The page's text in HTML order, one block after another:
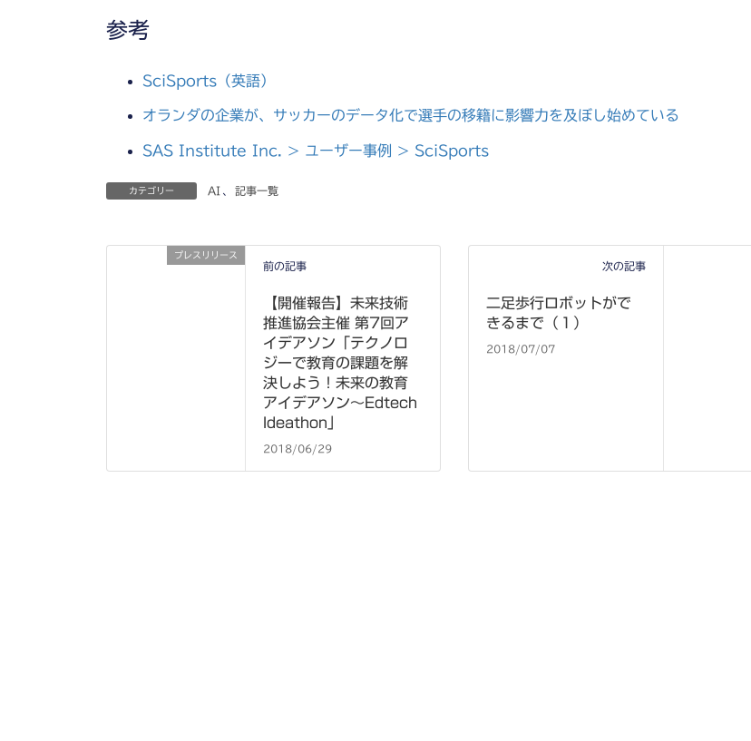
参考
SciSports（英語）
オランダの企業が、サッカーのデータ化で選手の移籍に影響力を及ぼし始めている
SAS Institute Inc. > ユーザー事例 > SciSports
カテゴリー AI 、 記事一覧
プレスリリース
前の記事
【開催報告】未来技術
推進協会主催 第7回ア
イデアソン「テクノロ
ジーで教育の課題を解
決しよう！未来の教育
アイデアソン～Edtech
Ideathon」
2018/06/29
次の記事
二足歩行ロボットがで
きるまで（１）
2018/07/07